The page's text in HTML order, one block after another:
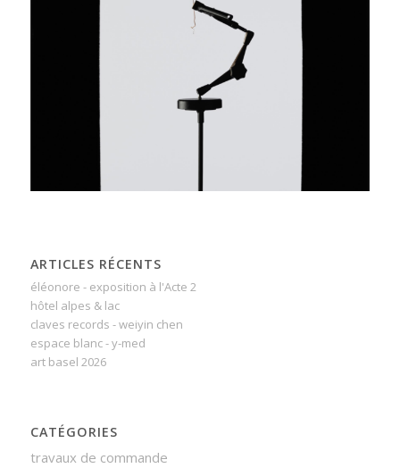
ARTICLES RÉCENTS
éléonore - exposition à l'Acte 2
hôtel alpes & lac
claves records - weiyin chen
espace blanc - y-med
art basel 2026
CATÉGORIES
travaux de commande